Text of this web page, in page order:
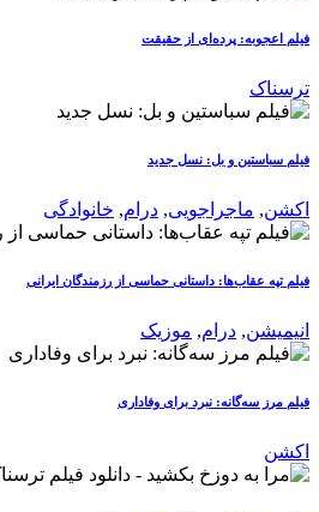
فیلم اعجوبه: پرده‌ای از حقیقت
ترسناک
فیلم سباستین و بل: نسل جدید
اکشن, ماجراجویی, درام, خانوادگی
فیلم تپه عقاب‌ها: داستانی حماسی از رزمندگان ایرانی
انیمیشن, درام, موزیک
فیلم مرز سه‌گانه: نبرد برای وفاداری
اکشن